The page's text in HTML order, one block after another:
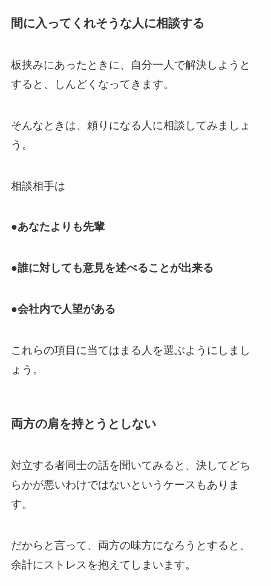
間に入ってくれそうな人に相談する
板挟みにあったときに、自分一人で解決しようと
すると、しんどくなってきます。
そんなときは、頼りになる人に相談してみましょ
う。
相談相手は
●あなたよりも先輩
●誰に対しても意見を述べることが出来る
●会社内で人望がある
これらの項目に当てはまる人を選ぶようにしまし
ょう。
両方の肩を持とうとしない
対立する者同士の話を聞いてみると、決してどち
らかが悪いわけではないというケースもありま
す。
だからと言って、両方の味方になろうとすると、
余計にストレスを抱えてしまいます。